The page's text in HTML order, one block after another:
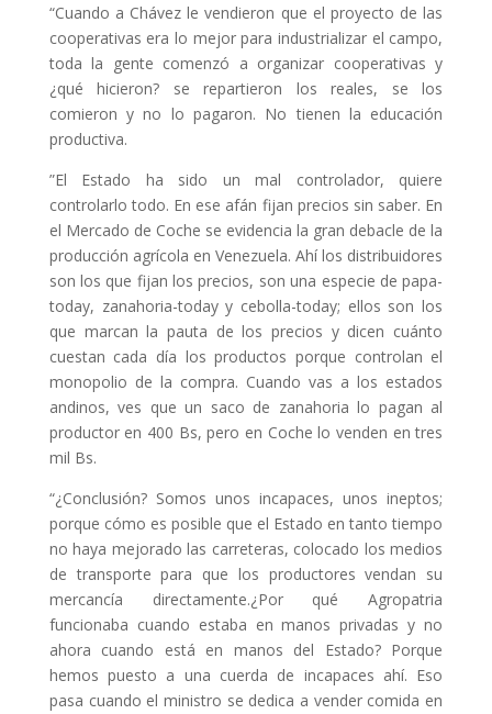
“Cuando a Chávez le vendieron que el proyecto de las
cooperativas era lo mejor para industrializar el campo,
toda la gente comenzó a organizar cooperativas y
¿qué hicieron? se repartieron los reales, se los
comieron y no lo pagaron. No tienen la educación
productiva.
”El Estado ha sido un mal controlador, quiere
controlarlo todo. En ese afán fijan precios sin saber. En
el Mercado de Coche se evidencia la gran debacle de la
producción agrícola en Venezuela. Ahí los distribuidores
son los que fijan los precios, son una especie de papa-
today, zanahoria-today y cebolla-today; ellos son los
que marcan la pauta de los precios y dicen cuánto
cuestan cada día los productos porque controlan el
monopolio de la compra. Cuando vas a los estados
andinos, ves que un saco de zanahoria lo pagan al
productor en 400 Bs, pero en Coche lo venden en tres
mil Bs.
“¿Conclusión? Somos unos incapaces, unos ineptos;
porque cómo es posible que el Estado en tanto tiempo
no haya mejorado las carreteras, colocado los medios
de transporte para que los productores vendan su
mercancía directamente.¿Por qué Agropatria
funcionaba cuando estaba en manos privadas y no
ahora cuando está en manos del Estado? Porque
hemos puesto a una cuerda de incapaces ahí. Eso
pasa cuando el ministro se dedica a vender comida en